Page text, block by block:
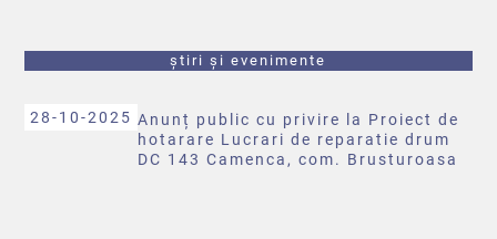
știri și evenimente
28-10-2025 Anunț public cu privire la Proiect de
hotarare Lucrari de reparatie drum
DC 143 Camenca, com. Brusturoasa